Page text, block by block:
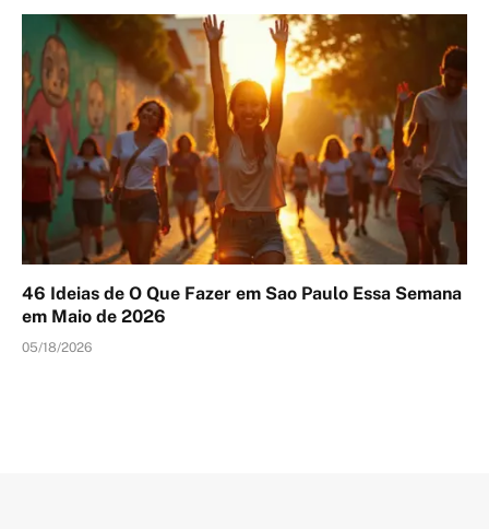
46 Ideias de O Que Fazer em Sao Paulo Essa Semana
em Maio de 2026
05/18/2026